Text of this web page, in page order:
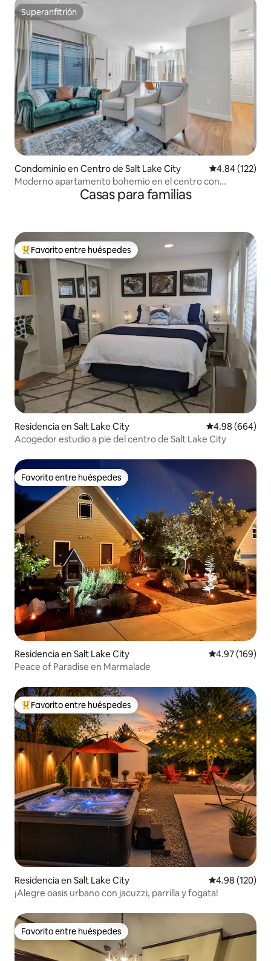
Superanfitrión
Superanfitrión
Condominio en Centro de Salt Lake City Calificación
4.84 (122)
Moderno apartamento bohemio en el centro con
estacionamiento seguroCasas para familias
De los mejores en Favorito entre huéspedes
Favorito entre huéspedes
Residencia en Salt Lake City Calificación
4.98 (664)
Acogedor estudio a pie del centro de Salt Lake City
Favorito entre huéspedes
Favorito entre huéspedes
Residencia en Salt Lake City Calificación
4.97 (169)
Peace of Paradise en Marmalade
De los mejores en Favorito entre huéspedes
Favorito entre huéspedes
Residencia en Salt Lake City Calificación
4.98 (120)
¡Alegre oasis urbano con jacuzzi, parrilla y fogata!
Favorito entre huéspedes
Favorito entre huéspedes